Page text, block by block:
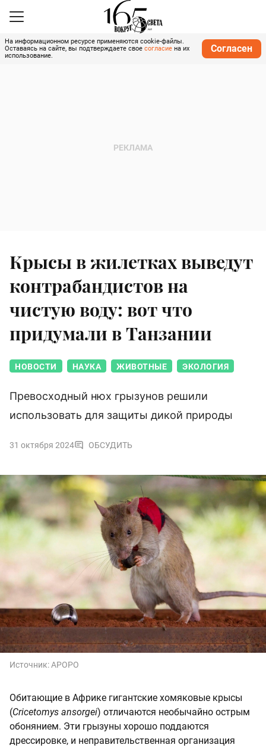
На информационном ресурсе применяются cookie-файлы.
Оставаясь на сайте, вы подтверждаете свое согласие на их
использование.
Согласен
Крысы в жилетках выведут
контрабандистов на
чистую воду: вот что
придумали в Танзании
НОВОСТИ НАУКА ЖИВОТНЫЕ ЭКОЛОГИЯ
Превосходный нюх грызунов решили
использовать для защиты дикой природы
31 октября 2024 ОБСУДИТЬ
Источник:APOPO
Обитающие в Африке гигантские хомяковые крысы
(Cricetomys ansorgei) отличаются необычайно острым
обонянием. Эти грызуны хорошо поддаются
дрессировке, и неправительственная организация